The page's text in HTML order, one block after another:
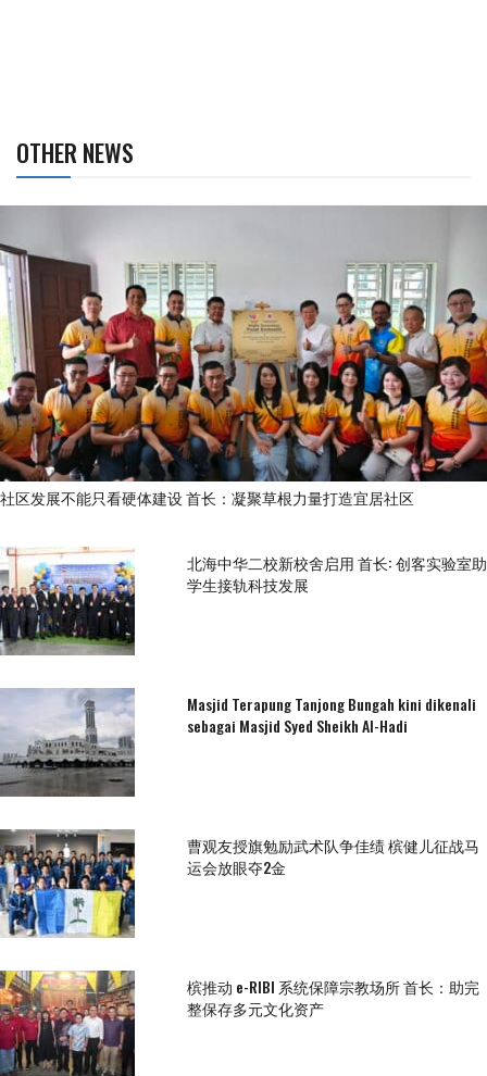
OTHER NEWS
社区发展不能只看硬体建设 首长：凝聚草根力量打造宜居社区
北海中华二校新校舍启用 首长: 创客实验室助
学生接轨科技发展
Masjid Terapung Tanjong Bungah kini dikenali
sebagai Masjid Syed Sheikh Al-Hadi
曹观友授旗勉励武术队争佳绩 槟健儿征战马
运会放眼夺2金
槟推动 e-RIBI 系统保障宗教场所 首长：助完
整保存多元文化资产